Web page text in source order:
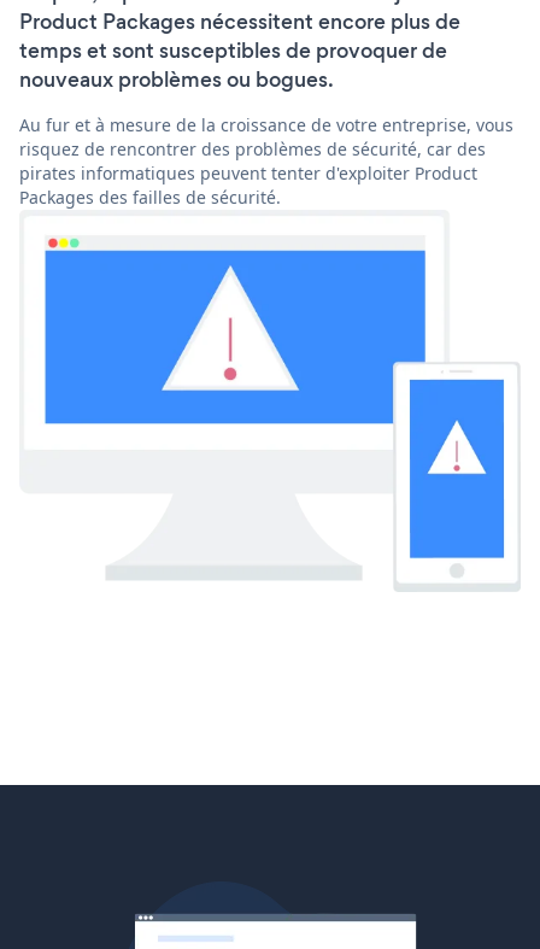
Product Packages nécessitent encore plus de
temps et sont susceptibles de provoquer de
nouveaux problèmes ou bogues.
Au fur et à mesure de la croissance de votre entreprise, vous
risquez de rencontrer des problèmes de sécurité, car des
pirates informatiques peuvent tenter d'exploiter Product
Packages des failles de sécurité.